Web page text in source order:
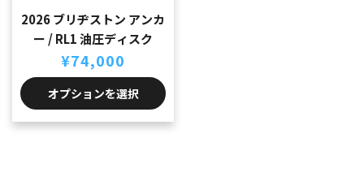
2026 ブリヂストン アンカ
ー / RL1 油圧ディスク
¥74,000
オプションを選択